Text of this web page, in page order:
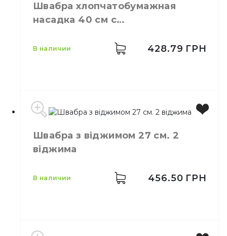
Материал
Мелкопористый PVA
Свойства
С отжимом
Швабра хлопчатобумажная
насадка 40 см с
Бренд
Eco Fabric
Высота
Хлопок
в наличии 428.79 ГРН
Швабра з віджимом 27 см. 2
віджима
в наличии 456.50 ГРН